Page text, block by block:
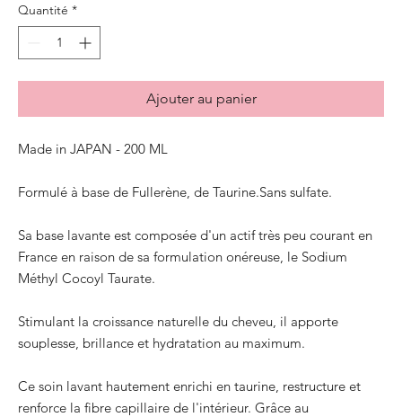
Quantité *
Ajouter au panier
Made in JAPAN - 200 ML
Formulé à base de Fullerène, de Taurine.Sans sulfate.
Sa base lavante est composée d'un actif très peu courant en
France en raison de sa formulation onéreuse, le Sodium
Méthyl Cocoyl Taurate.
Stimulant la croissance naturelle du cheveu, il apporte
souplesse, brillance et hydratation au maximum.
Ce soin lavant hautement enrichi en taurine, restructure et
renforce la fibre capillaire de l'intérieur. Grâce au